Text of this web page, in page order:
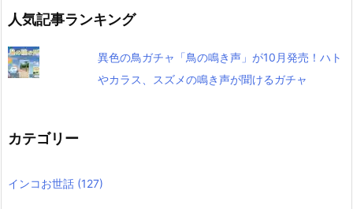
人気記事ランキング
異色の鳥ガチャ「鳥の鳴き声」が10月発売！ハト
やカラス、スズメの鳴き声が聞けるガチャ
カテゴリー
インコお世話 (127)